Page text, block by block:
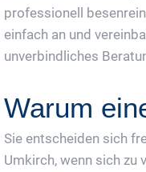
professionell
einfach an und
unverbindliches
Warum
Sie entscheiden sich
Umkirch, wenn sich zu